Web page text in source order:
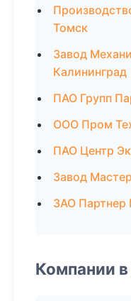
Томск
Завод
Калининград
ПАО Групп
ООО Пром
ПАО Центр
Завод
ЗАО Партнер
Компании